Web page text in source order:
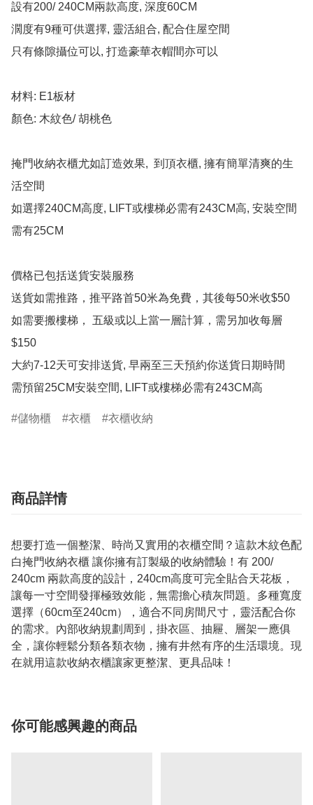
設有200/ 240CM兩款高度, 深度60CM
濶度有9種可供選擇, 靈活組合, 配合住屋空間
只有條隙攝位可以, 打造豪華衣帽間亦可以
材料: E1板材
顏色: 木紋色/ 胡桃色
掩門收納衣櫃尤如訂造效果,  到頂衣櫃, 擁有簡單清爽的生
活空間
如選擇240CM高度, LIFT或樓梯必需有243CM高, 安裝空間
需有25CM
價格已包括送貨安裝服務
送貨如需推路，推平路首50米為免費，其後每50米收$50
如需要搬樓梯， 五級或以上當一層計算，需另加收每層
$150
大約7-12天可安排送貨, 早兩至三天預約你送貨日期時間
需預留25CM安裝空間, LIFT或樓梯必需有243CM高
儲物櫃 衣櫃 衣櫃收納
商品詳情
想要打造一個整潔、時尚又實用的衣櫃空間？這款木紋色配
白掩門收納衣櫃 讓你擁有訂製級的收納體驗！有 200/
240cm 兩款高度的設計，240cm高度可完全貼合天花板，
讓每一寸空間發揮極致效能，無需擔心積灰問題。多種寬度
選擇（60cm至240cm），適合不同房間尺寸，靈活配合你
的需求。內部收納規劃周到，掛衣區、抽屜、層架一應俱
全，讓你輕鬆分類各類衣物，擁有井然有序的生活環境。現
在就用這款收納衣櫃讓家更整潔、更具品味！
你可能感興趣的商品